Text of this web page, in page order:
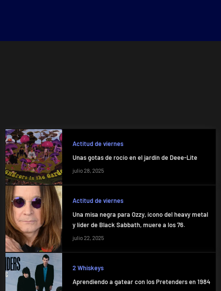
Actitud de viernes
Unas gotas de rocío en el jardín de Deee-Lite
julio 28, 2025
Actitud de viernes
Una misa negra para Ozzy, ícono del heavy metal
y líder de Black Sabbath, muere a los 76.
julio 22, 2025
2 Whiskeys
Aprendiendo a gatear con los Pretenders en 1984